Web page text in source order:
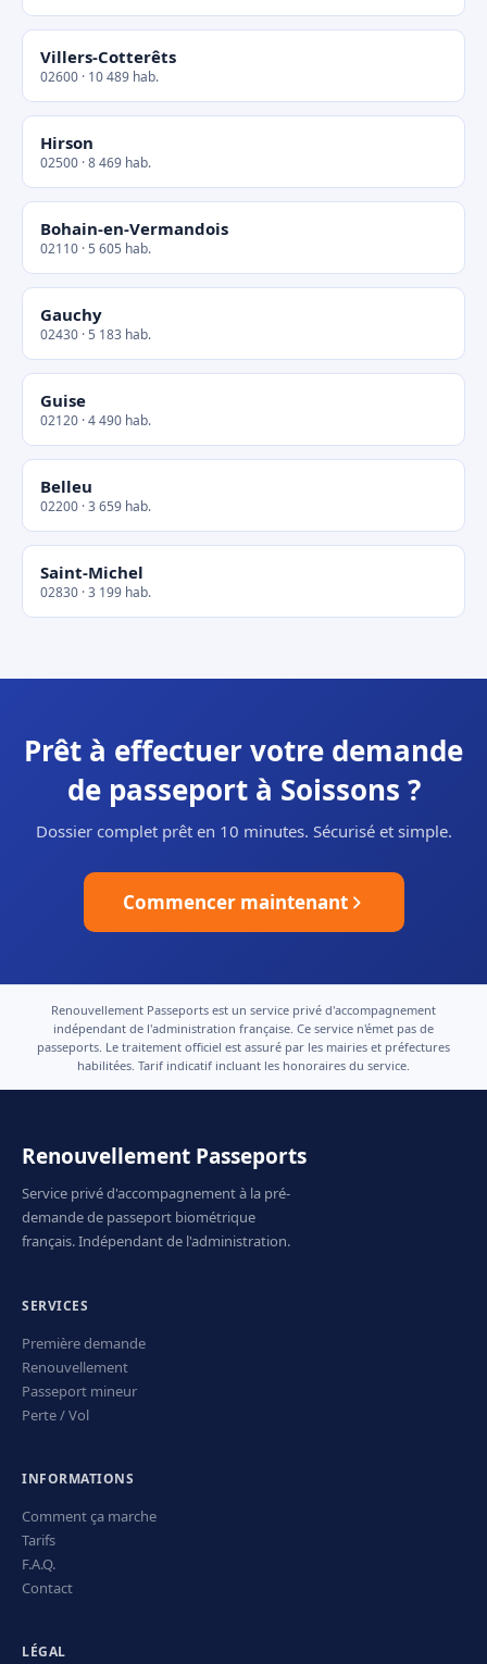
Villers-Cotterêts
02600 · 10 489 hab.
Hirson
02500 · 8 469 hab.
Bohain-en-Vermandois
02110 · 5 605 hab.
Gauchy
02430 · 5 183 hab.
Guise
02120 · 4 490 hab.
Belleu
02200 · 3 659 hab.
Saint-Michel
02830 · 3 199 hab.
Prêt à effectuer votre demande
de passeport à Soissons ?
Dossier complet prêt en 10 minutes. Sécurisé et simple.
Commencer maintenant
Renouvellement Passeports est un service privé d'accompagnement
indépendant de l'administration française. Ce service n'émet pas de
passeports. Le traitement officiel est assuré par les mairies et préfectures
habilitées. Tarif indicatif incluant les honoraires du service.
Renouvellement Passeports
Service privé d'accompagnement à la pré-
demande de passeport biométrique
français. Indépendant de l'administration.
SERVICES
Première demande
Renouvellement
Passeport mineur
Perte / Vol
INFORMATIONS
Comment ça marche
Tarifs
F.A.Q.
Contact
LÉGAL